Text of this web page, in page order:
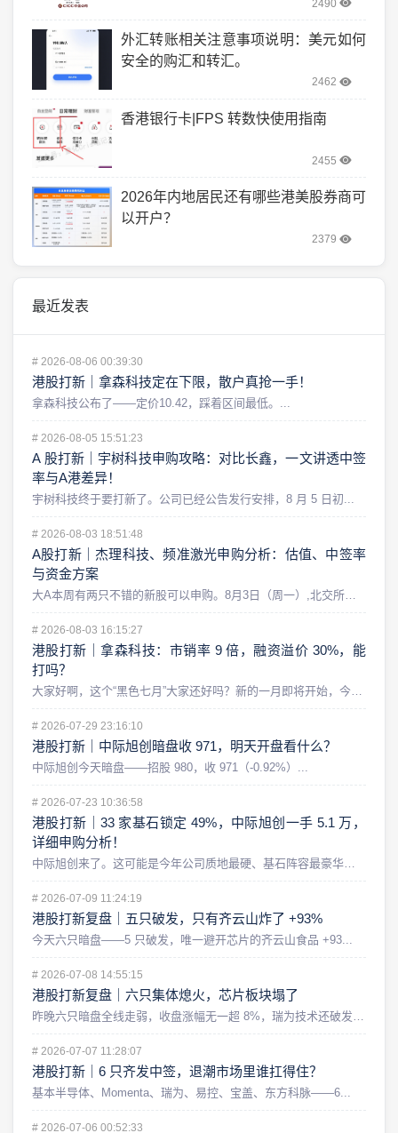
2490
外汇转账相关注意事项说明：美元如何
安全的购汇和转汇。
2462
香港银行卡|FPS 转数快使用指南
2455
2026年内地居民还有哪些港美股券商可
以开户？
2379
最近发表
# 2026-08-06 00:39:30
港股打新｜拿森科技定在下限，散户真抢一手！
拿森科技公布了——定价10.42，踩着区间最低。...
# 2026-08-05 15:51:23
A 股打新｜宇树科技申购攻略：对比长鑫，一文讲透中签
率与A港差异！
宇树科技终于要打新了。公司已经公告发行安排，8 月 5 日初...
# 2026-08-03 18:51:48
A股打新｜杰理科技、频准激光申购分析：估值、中签率
与资金方案
大A本周有两只不错的新股可以申购。8月3日（周一）,北交所的...
# 2026-08-03 16:15:27
港股打新｜拿森科技：市销率 9 倍，融资溢价 30%，能
打吗？
大家好啊，这个“黑色七月”大家还好吗？新的一月即将开始，今天...
# 2026-07-29 23:16:10
港股打新｜中际旭创暗盘收 971，明天开盘看什么？
中际旭创今天暗盘——招股 980，收 971（-0.92%）...
# 2026-07-23 10:36:58
港股打新｜33 家基石锁定 49%，中际旭创一手 5.1 万，
详细申购分析！
中际旭创来了。这可能是今年公司质地最硬、基石阵容最豪华，同时...
# 2026-07-09 11:24:19
港股打新复盘｜五只破发，只有齐云山炸了 +93%
今天六只暗盘——5 只破发，唯一避开芯片的齐云山食品 +93...
# 2026-07-08 14:55:15
港股打新复盘｜六只集体熄火，芯片板块塌了
# 2026-07-07 11:28:07
港股打新｜6 只齐发中签，退潮市场里谁扛得住？
基本半导体、Momenta、瑞为、易控、宝盖、东方科脉——6...
# 2026-07-06 00:52:33